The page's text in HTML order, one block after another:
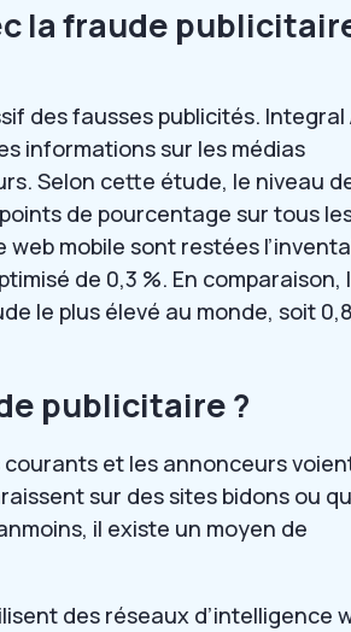
la fraude
des fausses publicités. Integral
informations sur les médias
Selon cette étude, le niveau
de pourcentage sur tous
mobile sont restées
de 0,3 %. En comparaison,
le plus élevé au monde, soit
publicitaire ?
et les annonceurs
sur des sites bidons ou
il existe un moyen de
des réseaux d’intelligence